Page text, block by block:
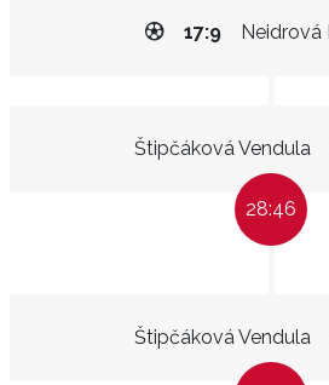
Neidrová
17:9
Štipčáková Vendula
28:46
Štipčáková Vendula